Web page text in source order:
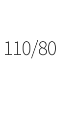
80